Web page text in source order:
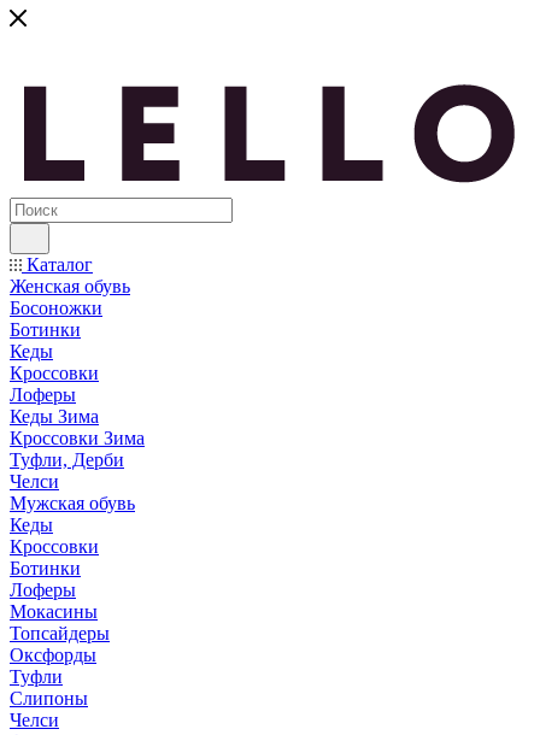
Каталог
Женская обувь
Босоножки
Ботинки
Кеды
Кроссовки
Лоферы
Кеды Зима
Кроссовки Зима
Туфли, Дерби
Челси
Мужская обувь
Кеды
Кроссовки
Ботинки
Лоферы
Мокасины
Топсайдеры
Оксфорды
Туфли
Слипоны
Челси